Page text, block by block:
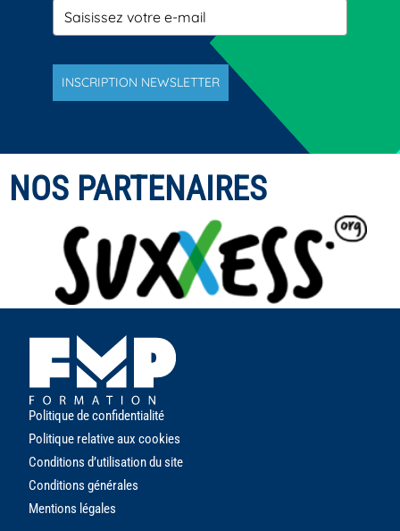
INSCRIPTION NEWSLETTER
NOS PARTENAIRES
Politique de confidentialité
Politique relative aux cookies
Conditions d’utilisation du site
Conditions générales
Mentions légales